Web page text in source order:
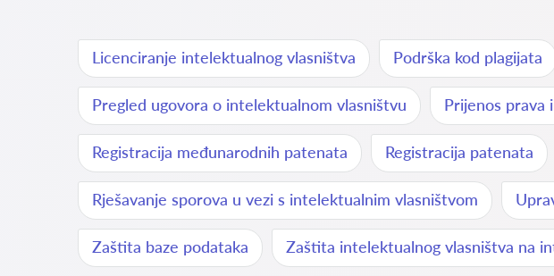
Licenciranje intelektualnog vlasništva Podrška kod plagijata
Pregled ugovora o intelektualnom vlasništvu Prijenos prava
Registracija međunarodnih patenata Registracija patenata
Rješavanje sporova u vezi s intelektualnim vlasništvom
Zaštita baze podataka Zaštita intelektualnog vlasništva na